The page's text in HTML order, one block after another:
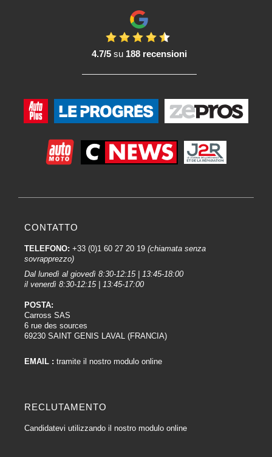
4.7/5su 188 recensioni
CONTATTO
TELEFONO: +33 (0)1 60 27 20 19 (chiamata senza
sovrapprezzo)
Dal lunedì al giovedì 8:30-12:15 | 13:45-18:00
il venerdì 8:30-12:15 | 13:45-17:00
POSTA:
Carross SAS
6 rue des sources
69230 SAINT GENIS LAVAL (FRANCIA)
EMAIL : tramite il nostro modulo online
RECLUTAMENTO
Candidatevi utilizzando il nostro modulo online